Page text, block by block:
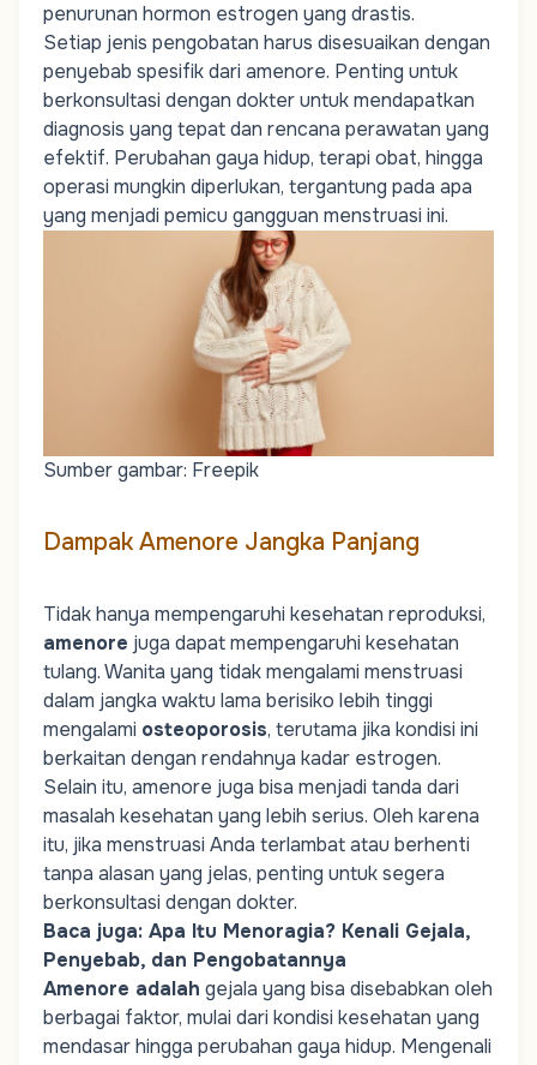
penurunan hormon estrogen yang drastis.
Setiap jenis pengobatan harus disesuaikan dengan
penyebab spesifik dari amenore. Penting untuk
berkonsultasi dengan dokter untuk mendapatkan
diagnosis yang tepat dan rencana perawatan yang
efektif. Perubahan gaya hidup, terapi obat, hingga
operasi mungkin diperlukan, tergantung pada apa
yang menjadi pemicu gangguan menstruasi ini.
Sumber gambar: Freepik
Dampak Amenore Jangka Panjang
Tidak hanya mempengaruhi kesehatan reproduksi,
amenore juga dapat mempengaruhi kesehatan
tulang. Wanita yang tidak mengalami menstruasi
dalam jangka waktu lama berisiko lebih tinggi
mengalami osteoporosis, terutama jika kondisi ini
berkaitan dengan rendahnya kadar estrogen.
Selain itu, amenore juga bisa menjadi tanda dari
masalah kesehatan yang lebih serius. Oleh karena
itu, jika menstruasi Anda terlambat atau berhenti
tanpa alasan yang jelas, penting untuk segera
berkonsultasi dengan dokter.
Baca juga: Apa Itu Menoragia? Kenali Gejala,
Penyebab, dan Pengobatannya
Amenore adalah gejala yang bisa disebabkan oleh
berbagai faktor, mulai dari kondisi kesehatan yang
mendasar hingga perubahan gaya hidup. Mengenali